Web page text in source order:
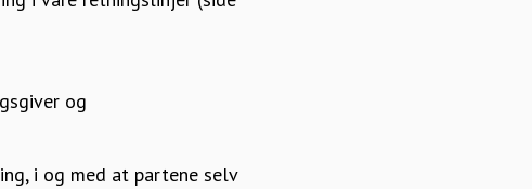
og
i og med at partene selv